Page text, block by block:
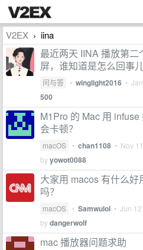
V2EX › iina
最近两天 IINA 播放第二
屏，谁知道是怎么回事儿
问与答 • winglight2016 •
500
M1Pro 的 Mac 用
会卡顿？
macOS • chan1108 • Nov
byyowot0088
大家用 macos 有什么
吗？
macOS • Samwulol • Jun
bydangerwolf
mac 播放器问题求助